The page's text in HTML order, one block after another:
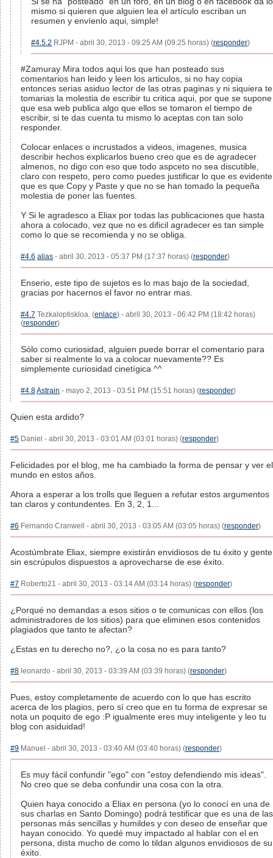
mismo si quieren que alguien lea el artículo escriban un
resumen y envíenlo aqui, simple!
#4.5.2 RJPM - abril 30, 2013 - 09:25 AM (09:25 horas) (responder)
#Zamuray Mira todos aqui los que han posteado sus
comentarios han leido y leen los articulos, si no hay copia
entonces serias asiduo lector de las otras paginas y ni siquiera te
tomarias la molestia de escribir tu critica aqui, por que se supone
que esa web publica algo que ellos se tomaron el tiempo de
escribir, si te das cuenta tu mismo lo aceptas con tan solo
responder.
Colocar enlaces o incrustados a videos, imagenes, musica
describir hechos explicarlos bueno creo que es de agradecer
almenos, no digo con eso que todo aspceto no sea discutible,
claro con respeto, pero como puedes justificar lo que es evidente
que es que Copy y Paste y que no se han tomado la pequeña
molestia de poner las fuentes.
Y Si le agradesco a Eliax por todas las publicaciones que hasta
ahora a colocado, vez que no es dificil agradecer es tan simple
como lo que se recomienda y no se obliga.
#4.6 alias - abril 30, 2013 - 05:37 PM (17:37 horas) (responder)
Enserio, este tipo de sujetos es lo mas bajo de la sociedad,
gracias por hacernos el favor no entrar mas.
#4.7 Tezkaloptiskloa. (enlace) - abril 30, 2013 - 06:42 PM (18:42 horas)
(responder)
Sólo como curiosidad, alguien puede borrar el comentario para
saber si realmente lo va a colocar nuevamente?? Es
simplemente curiosidad cinetígica ^^
#4.8Astrain - mayo 2, 2013 - 03:51 PM (15:51 horas) (responder)
Quien esta ardido?
#5 Daniel - abril 30, 2013 - 03:01 AM (03:01 horas) (responder)
Felicidades por el blog, me ha cambiado la forma de pensar y ver el
mundo en estos años.
Ahora a esperar a los trolls que lleguen a refutar estos argumentos
tan claros y contundentes. En 3, 2, 1...
#6 Fernando Cranwell - abril 30, 2013 - 03:05 AM (03:05 horas) (responder)
Acostúmbrate Eliax, siempre existirán envidiosos de tu éxito y gente
sin escrúpulos dispuestos a aprovecharse de ese éxito.
#7 Roberto21 - abril 30, 2013 - 03:14 AM (03:14 horas) (responder)
¿Porqué no demandas a esos sitios o te comunicas con ellos (los
administradores de los sitios) para que eliminen esos contenidos
plagiados que tanto te afectan?
¿Estas en tu derecho no?, ¿o la cosa no es para tanto?
#8 leonardo - abril 30, 2013 - 03:39 AM (03:39 horas) (responder)
Pues, estoy completamente de acuerdo con lo que has escrito
acerca de los plagios, pero sí creo que en tu forma de expresar se
nota un poquito de ego :P igualmente eres muy inteligente y leo tu
blog con asiduidad!
#9 Manuel - abril 30, 2013 - 03:40 AM (03:40 horas) (responder)
Es muy fácil confundir "ego" con "estoy defendiendo mis ideas".
No creo que se deba confundir una cosa con la otra.
Quien haya conocido a Eliax en persona (yo lo conocí en una de
sus charlas en Santo Domingo) podrá testificar que es una de las
personas más sencillas y humildes y con deseo de enseñar que
hayan conocido. Yo quedé muy impactado al hablar con el en
persona, dista mucho de como lo tildan algunos envidiosos de su
éxito.